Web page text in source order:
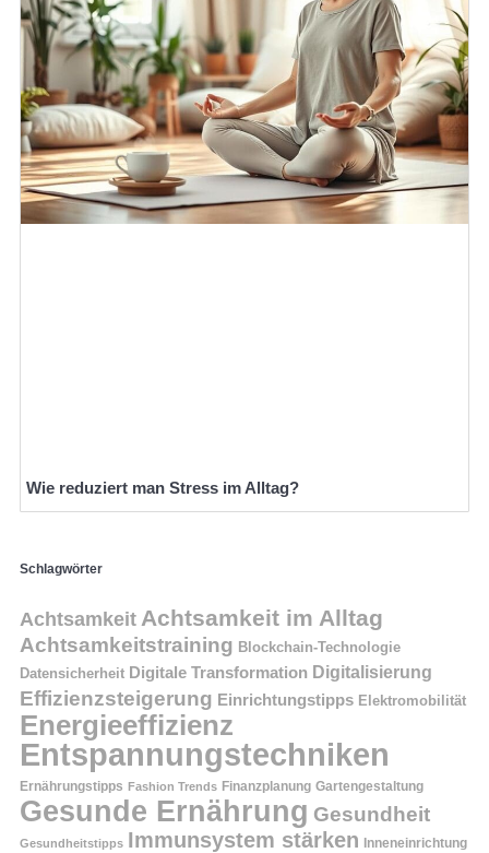
Wie reduziert man Stress im Alltag?
Schlagwörter
Achtsamkeit Achtsamkeit im Alltag
Achtsamkeitstraining Blockchain-Technologie
Datensicherheit Digitale Transformation Digitalisierung
Effizienzsteigerung Einrichtungstipps Elektromobilität
Energieeffizienz
Entspannungstechniken
Ernährungstipps Fashion Trends Finanzplanung Gartengestaltung
Gesunde Ernährung Gesundheit
Gesundheitstipps Immunsystem stärken Inneneinrichtung